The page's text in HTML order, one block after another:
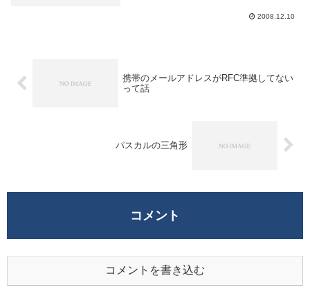
(日) 申込期間 2009年1月5日(月...
2008.12.10
携帯のメールアドレスがRFC準拠してない
って話
パスカルの三角形
コメント
コメントを書き込む